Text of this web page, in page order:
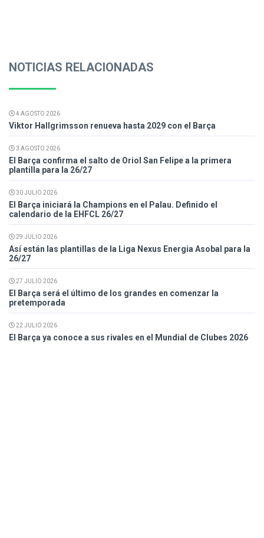
NOTICIAS RELACIONADAS
4 AGOSTO 2026
Viktor Hallgrimsson renueva hasta 2029 con el Barça
3 AGOSTO 2026
El Barça confirma el salto de Oriol San Felipe a la primera
plantilla para la 26/27
30 JULIO 2026
El Barça iniciará la Champions en el Palau. Definido el
calendario de la EHFCL 26/27
29 JULIO 2026
Así están las plantillas de la Liga Nexus Energia Asobal para la
26/27
27 JULIO 2026
El Barça será el último de los grandes en comenzar la
pretemporada
22 JULIO 2026
El Barça ya conoce a sus rivales en el Mundial de Clubes 2026